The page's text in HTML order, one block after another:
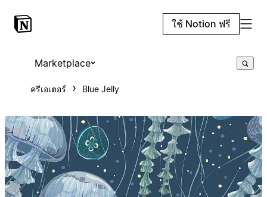
ใช้ Notion ฟรี
Marketplace
ครีเอเตอร์ Blue Jelly